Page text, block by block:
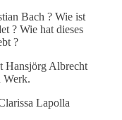
Bach ? Wie ist
? Wie hat dieses
?
Hansjörg Albrecht
Werk.
Lapolla